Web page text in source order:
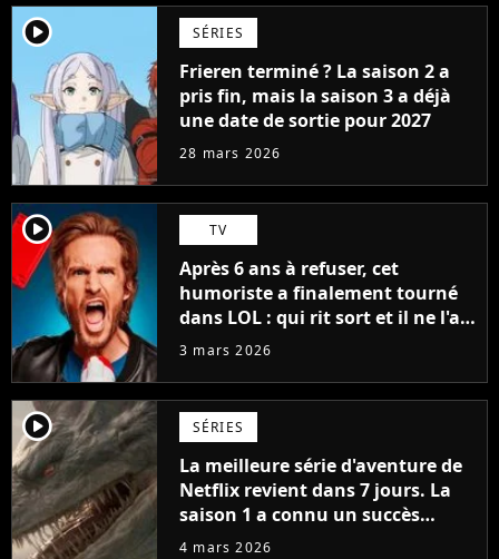
player2 SÉRIES
Frieren terminé ? La saison 2 a
pris fin, mais la saison 3 a déjà
une date de sortie pour 2027
28 mars 2026
player2 TV
Après 6 ans à refuser, cet
humoriste a finalement tourné
dans LOL : qui rit sort et il ne l'a
pas fait pour l'argent, "J'ai
3 mars 2026
player2 SÉRIES
La meilleure série d'aventure de
Netflix revient dans 7 jours. La
saison 1 a connu un succès
retentissant avec 104 millions de
4 mars 2026